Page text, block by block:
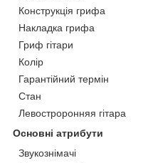
Конструкція грифа
Накладка грифа
Гриф гітари
Колір
Гарантійний термін
Стан
Левостроронняя гітара
Основні атрибути
Звукознімачі